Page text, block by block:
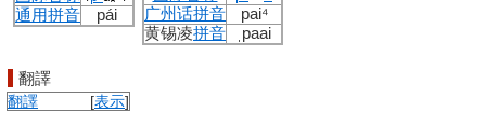
通用拼音 pái 广州话拼音
pai⁴
黄锡凌拼音 ˌpaai
翻譯
[表示]
翻譯